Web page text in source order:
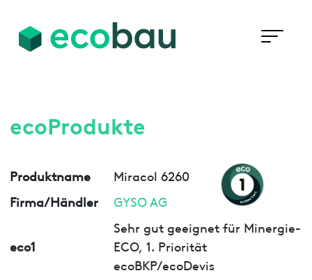
ecoProdukte
Produktname
Miracol 6260
Firma/Händler
GYSO AG
eco1
Sehr gut geeignet für Minergie-
ECO, 1. Priorität
ecoBKP/ecoDevis